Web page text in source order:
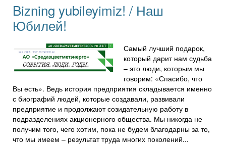
Bizning yubileyimiz! / Наш
Юбилей!
Самый лучший подарок,
который дарит нам судьба
– это люди, которым мы
говорим: «Спасибо, что
Вы есть». Ведь история предприятия складывается именно
с биографий людей, которые создавали, развивали
предприятие и продолжают созидательную работу в
подразделениях акционерного общества. Мы никогда не
получим того, чего хотим, пока не будем благодарны за то,
что мы имеем – результат труда многих поколений...